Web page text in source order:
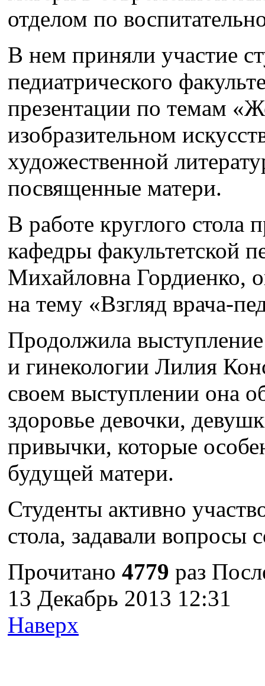
отделом по
В нем приняли участие
педиатрического
презентации по темам
изобразительном
художественной
посвященные матери.
В работе круглого стола
кафедры факультетской
Михайловна Гордиенко,
на тему «Взгляд врача-
Продолжила
и гинекологии Лилия
своем выступлении она
здоровье девочки,
привычки, которые
будущей матери.
Студенты активно
стола, задавали вопросы
Прочитано 4779 раз
13 Декабрь 2013 12:31
Наверх